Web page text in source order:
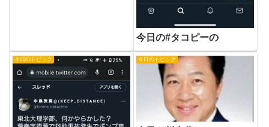
今日の#タコピーの
今日のトピック 今日のトピック